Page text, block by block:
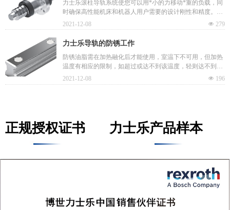
正规授权证书
力士乐滚柱导轨系统使您可以用*小的力移动*重的负载，同
时确保高性能机床和机器人用户需要的设计刚性和精度。多
种精度的滚柱导轨系统可供选择。 优势： 4个主要承载方向
上极
넶 279
2021-12-08
力士乐导轨的防锈工作
防锈油脂需在加热融化后才能使用，室温下不可用，但加热
温度有相应的限制，如超过或达不到该温度，轻则达不到防
锈效果，重则分解为腐蚀剂，在涂抹后会对导轨造成更为严
重的损坏。
넶 196
2021-12-08
力士乐产品样本